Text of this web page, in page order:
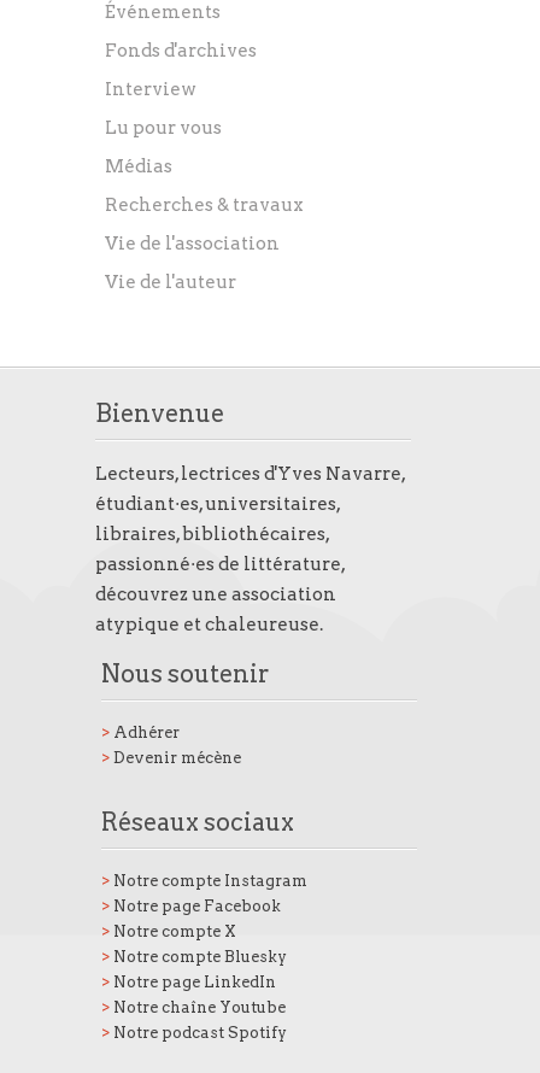
Événements
Fonds d'archives
Interview
Lu pour vous
Médias
Recherches & travaux
Vie de l'association
Vie de l'auteur
Bienvenue
Lecteurs, lectrices d'Yves Navarre,
étudiant·es, universitaires,
libraires, bibliothécaires,
passionné·es de littérature,
découvrez une association
atypique et chaleureuse.
Nous soutenir
> Adhérer
> Devenir mécène
Réseaux sociaux
> Notre compte Instagram
> Notre page Facebook
> Notre compte X
> Notre compte Bluesky
> Notre page LinkedIn
> Notre chaîne Youtube
> Notre podcast Spotify